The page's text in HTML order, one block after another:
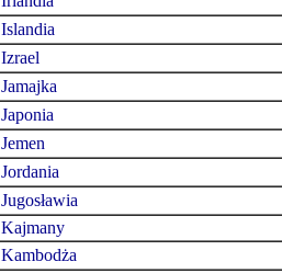
Islandia
Izrael
Jamajka
Japonia
Jemen
Jordania
Jugosławia
Kajmany
Kambodża